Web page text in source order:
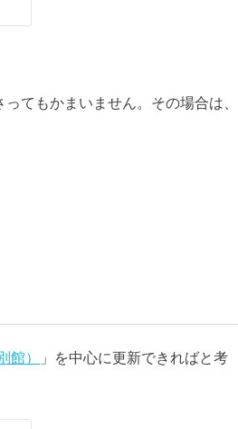
てもかまいません。その場合は、
館）
」を中心に更新できればと考